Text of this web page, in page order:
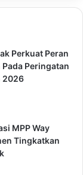
Perkuat Peran
Peringatan
2026
MPP Way
Tingkatkan